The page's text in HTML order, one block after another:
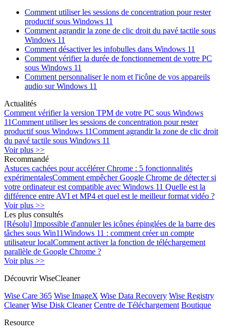
Comment utiliser les sessions de concentration pour rester
productif sous Windows 11
Comment agrandir la zone de clic droit du pavé tactile sous
Windows 11
Comment désactiver les infobulles dans Windows 11
Comment vérifier la durée de fonctionnement de votre PC
sous Windows 11
Comment personnaliser le nom et l'icône de vos appareils
audio sur Windows 11
Actualités
Comment vérifier la version TPM de votre PC sous Windows
11Comment utiliser les sessions de concentration pour rester
productif sous Windows 11Comment agrandir la zone de clic droit
du pavé tactile sous Windows 11
Voir plus >>
Recommandé
Astuces cachées pour accélérer Chrome : 5 fonctionnalités
expérimentalesComment empêcher Google Chrome de détecter si
votre ordinateur est compatible avec Windows 11 Quelle est la
différence entre AVI et MP4 et quel est le meilleur format vidéo ?
Voir plus >>
Les plus consultés
[Résolu] Impossible d'annuler les icônes épinglées de la barre des
tâches sous Win11Windows 11 : comment créer un compte
utilisateur localComment activer la fonction de téléchargement
parallèle de Google Chrome ?
Voir plus >>
Découvrir WiseCleaner
Wise Care 365 Wise ImageX Wise Data Recovery Wise Registry
Cleaner Wise Disk Cleaner Centre de Téléchargement Boutique
Resource